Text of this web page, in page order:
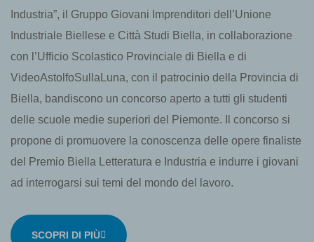
Industria”, il Gruppo Giovani Imprenditori dell’Unione
Industriale Biellese e Città Studi Biella, in collaborazione
con l’Ufficio Scolastico Provinciale di Biella e di
VideoAstolfoSullaLuna, con il patrocinio della Provincia di
Biella, bandiscono un concorso aperto a tutti gli studenti
delle scuole medie superiori del Piemonte. Il concorso si
propone di promuovere la conoscenza delle opere finaliste
del Premio Biella Letteratura e Industria e indurre i giovani
ad interrogarsi sui temi del mondo del lavoro.
SCOPRI DI PIÙ